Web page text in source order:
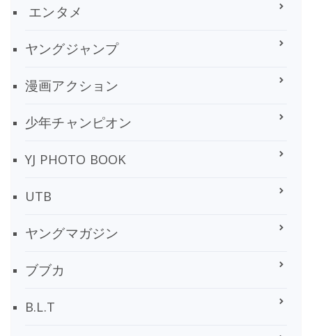
エンタメ
ヤングジャンプ
漫画アクション
少年チャンピオン
YJ PHOTO BOOK
UTB
ヤングマガジン
ブブカ
B.L.T